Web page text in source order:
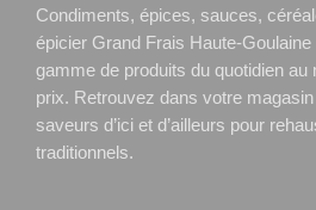
Condiments, épices, sauces,
épicier Grand Frais Haute-Goulaine
gamme de produits du quotidien au
prix. Retrouvez dans votre
saveurs d’ici et d’ailleurs pour
traditionnels.